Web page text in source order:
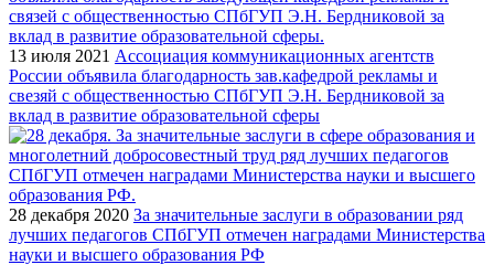
13 июля 2021 Ассоциация коммуникационных агентств
России объявила благодарность зав.кафедрой рекламы и
свезяй с общественностью СПбГУП Э.Н. Бердниковой за
вклад в развитие образовательной сферы
28 декабря 2020 За значительные заслуги в образовании ряд
лучших педагогов СПбГУП отмечен наградами Министерства
науки и высшего образования РФ